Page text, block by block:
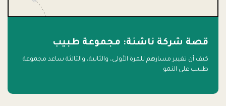
قصة شركة ناشئة: مجموعة طبيب
كيف أن تغيير مسارهم للمرة الأولى، والثانية، والثالثة ساعد مجموعة
طبيب على النمو